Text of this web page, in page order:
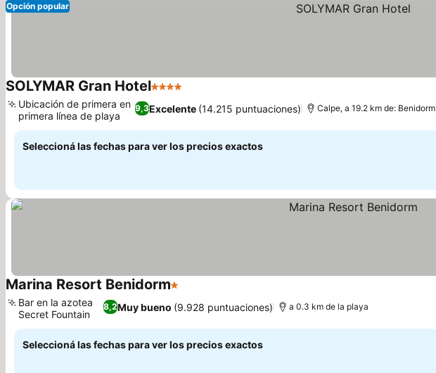
Opción popular
SOLYMAR Gran Hotel4 Estrellas
9,3Excelente (14.215 puntuaciones)
Ubicación de primera en
primera línea de playa
Calpe, a 19.2 km de: Benidorm
Seleccioná las fechas para ver los precios exactos
Marina Resort Benidorm1 Estrellas
8,2Muy bueno (9.928 puntuaciones)
Bar en la azotea
Secret Fountain
a 0.3 km de la playa
Seleccioná las fechas para ver los precios exactos